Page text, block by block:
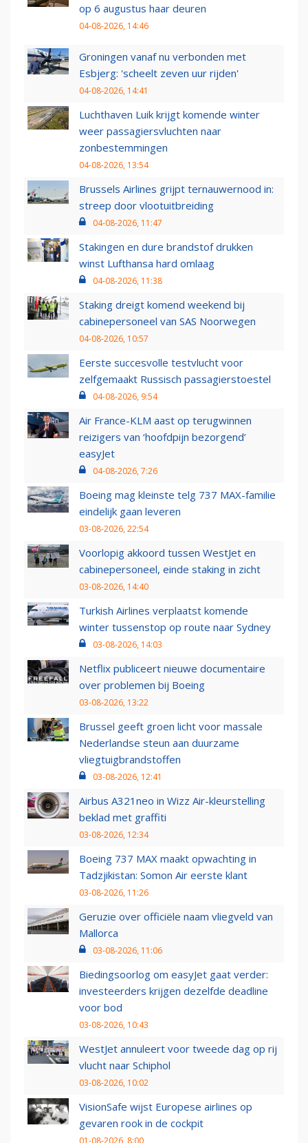
op 6 augustus haar deuren
04-08-2026, 14:46
Groningen vanaf nu verbonden met
Esbjerg: 'scheelt zeven uur rijden'
04-08-2026, 14:41
Luchthaven Luik krijgt komende winter
weer passagiersvluchten naar
zonbestemmingen
04-08-2026, 13:54
Brussels Airlines grijpt ternauwernood in:
streep door vlootuitbreiding
04-08-2026, 11:47
Stakingen en dure brandstof drukken
winst Lufthansa hard omlaag
04-08-2026, 11:38
Staking dreigt komend weekend bij
cabinepersoneel van SAS Noorwegen
04-08-2026, 10:57
Eerste succesvolle testvlucht voor
zelfgemaakt Russisch passagierstoestel
04-08-2026, 9:54
Air France-KLM aast op terugwinnen
reizigers van ‘hoofdpijn bezorgend’
easyJet
04-08-2026, 7:26
Boeing mag kleinste telg 737 MAX-familie
eindelijk gaan leveren
03-08-2026, 22:54
Voorlopig akkoord tussen WestJet en
cabinepersoneel, einde staking in zicht
03-08-2026, 14:40
Turkish Airlines verplaatst komende
winter tussenstop op route naar Sydney
03-08-2026, 14:03
Netflix publiceert nieuwe documentaire
over problemen bij Boeing
03-08-2026, 13:22
Brussel geeft groen licht voor massale
Nederlandse steun aan duurzame
vliegtuigbrandstoffen
03-08-2026, 12:41
Airbus A321neo in Wizz Air-kleurstelling
beklad met graffiti
03-08-2026, 12:34
Boeing 737 MAX maakt opwachting in
Tadzjikistan: Somon Air eerste klant
03-08-2026, 11:26
Geruzie over officiële naam vliegveld van
Mallorca
03-08-2026, 11:06
Biedingsoorlog om easyJet gaat verder:
investeerders krijgen dezelfde deadline
voor bod
03-08-2026, 10:43
WestJet annuleert voor tweede dag op rij
vlucht naar Schiphol
03-08-2026, 10:02
VisionSafe wijst Europese airlines op
gevaren rook in de cockpit